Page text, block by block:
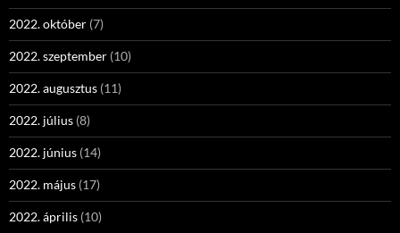
2022. október (7)
2022. szeptember (10)
2022. augusztus (11)
2022. július (8)
2022. június (14)
2022. május (17)
2022. április (10)